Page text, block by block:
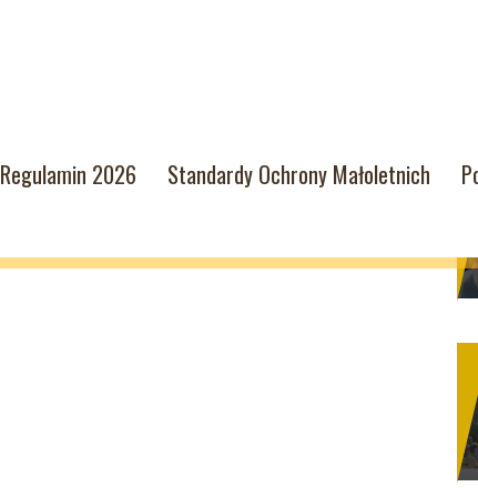
Regulamin 2026 Standardy Ochrony Małoletnich